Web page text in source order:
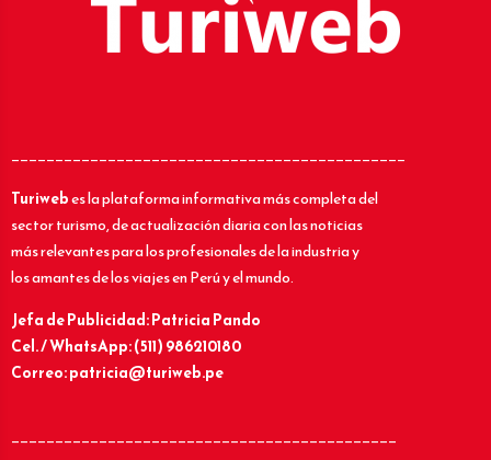
_____________________________________________
Turiwebes la plataforma informativa más completa del
sector turismo, de actualización diaria con las noticias
más relevantes para los profesionales de la industria y
los amantes de los viajes en Perú y el mundo.
Jefa de Publicidad: Patricia Pando
Cel. / WhatsApp: (511) 986210180
Correo: patricia@turiweb.pe
____________________________________________